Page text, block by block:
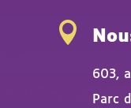

603,
Parc